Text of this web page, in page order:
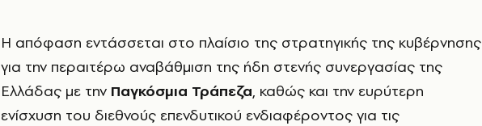
Η απόφαση εντάσσεται στο πλαίσιο της στρατηγικής της κυβέρνησης
για την περαιτέρω αναβάθμιση της ήδη στενής συνεργασίας της
Ελλάδας με την Παγκόσμια Τράπεζα, καθώς και την ευρύτερη
ενίσχυση του διεθνούς επενδυτικού ενδιαφέροντος για τις